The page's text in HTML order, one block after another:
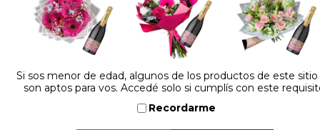
Si sos menor de edad, algunos de los productos de este
son aptos para vos. Accedé solo si cumplís con este
Recordarme